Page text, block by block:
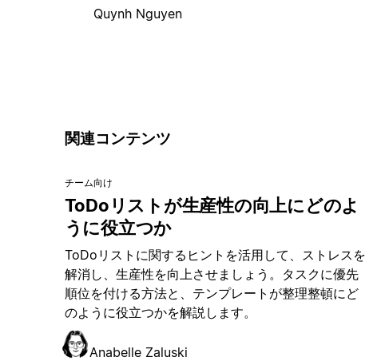
Quynh Nguyen
関連コンテンツ
チーム向け
ToDoリストが生産性の向上にどのよ
うに役立つか
ToDoリストに関するヒントを活用して、ストレスを
解消し、生産性を向上させましょう。タスクに優先
順位を付ける方法と、テンプレートが整理整頓にど
のように役立つかを解説します。
Anabelle Zaluski